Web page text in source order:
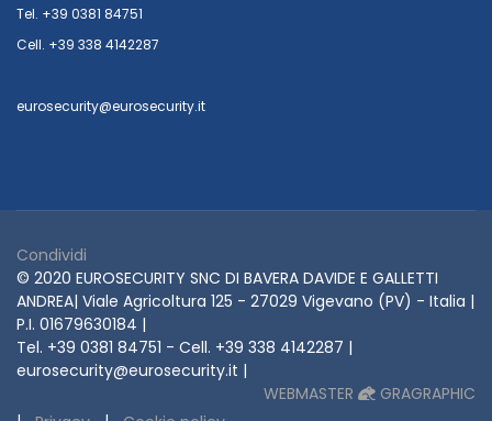
Tel. +39 0381 84751
Cell. +39 338 4142287
eurosecurity@eurosecurity.it
Condividi
© 2020 EUROSECURITY SNC DI BAVERA DAVIDE E GALLETTI
ANDREA| Viale Agricoltura 125 - 27029 Vigevano (PV) - Italia |
P.I. 01679630184 |
Tel. +39 0381 84751 - Cell. +39 338 4142287 |
eurosecurity@eurosecurity.it |
WEBMASTER
GRAGRAPHIC